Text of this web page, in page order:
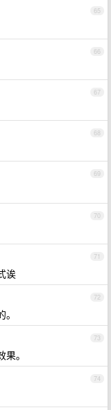
65
66
67
68
69
70
71
诶
72
73
。
74